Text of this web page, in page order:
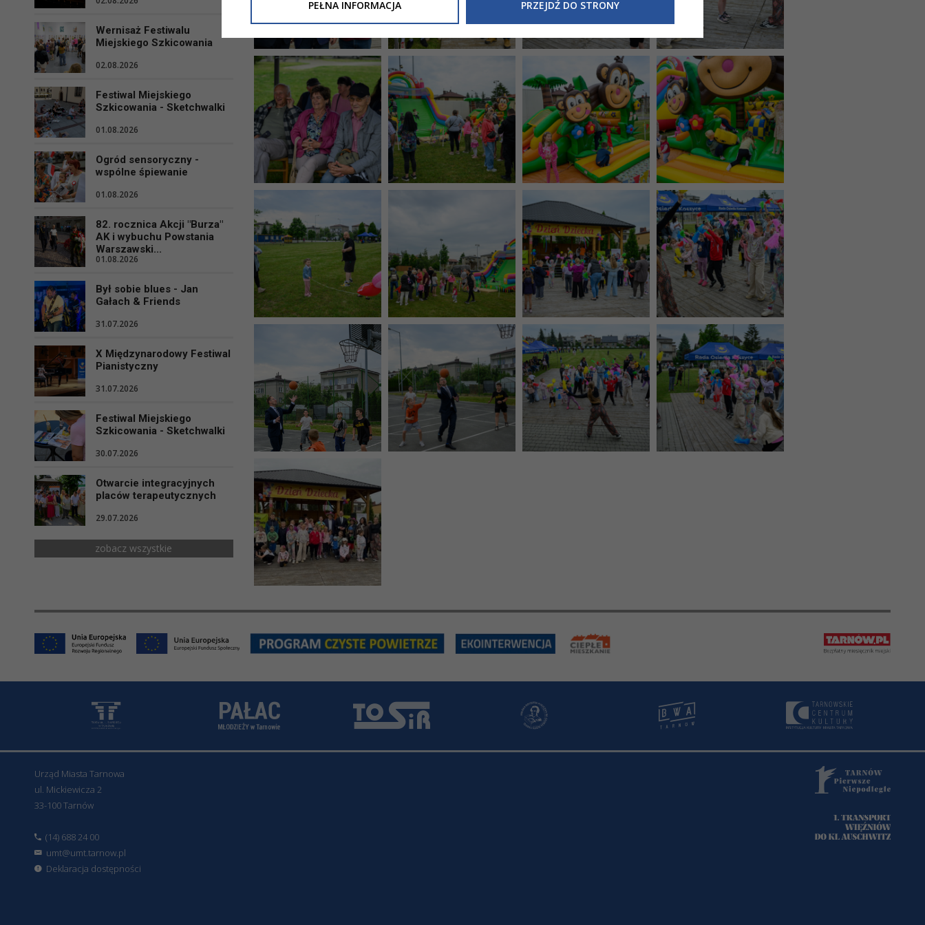
Wernisaż Festiwalu
Miejskiego Szkicowania
02.08.2026
Festiwal Miejskiego
Szkicowania - Sketchwalki
01.08.2026
Ogród sensoryczny -
wspólne śpiewanie
01.08.2026
82. rocznica Akcji "Burza"
AK i wybuchu Powstania
Warszawski...
01.08.2026
Był sobie blues - Jan
Gałach & Friends
31.07.2026
X Międzynarodowy Festiwal
Pianistyczny
31.07.2026
Festiwal Miejskiego
Szkicowania - Sketchwalki
30.07.2026
Otwarcie integracyjnych
placów terapeutycznych
29.07.2026
zobacz wszystkie
Urząd Miasta Tarnowa
ul. Mickiewicza 2
33-100 Tarnów
(14) 688 24 00
umt@umt.tarnow.pl
Deklaracja dostępności
Niniejsza informacja nie wymaga od Państwa żadnych dodatkowych działań.
PEŁNA INFORMACJA PRZEJDŹ DO STRONY